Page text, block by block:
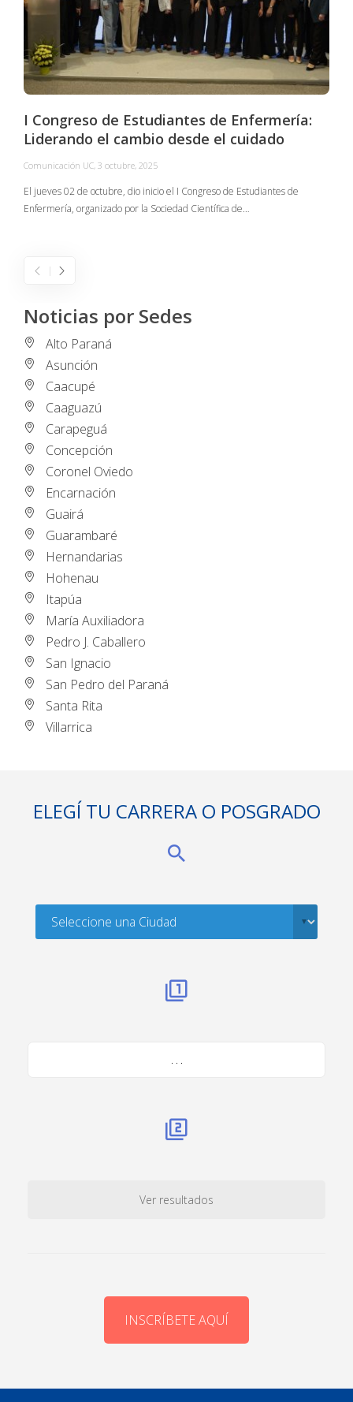
I Congreso de Estudiantes de Enfermería:
Liderando el cambio desde el cuidado
Comunicación UC, 3 octubre, 2025
El jueves 02 de octubre, dio inicio el I Congreso de Estudiantes de
Enfermería, organizado por la Sociedad Científica de…
Noticias por Sedes
Alto Paraná
Asunción
Caacupé
Caaguazú
Carapeguá
Concepción
Coronel Oviedo
Encarnación
Guairá
Guarambaré
Hernandarias
Hohenau
Itapúa
María Auxiliadora
Pedro J. Caballero
San Ignacio
San Pedro del Paraná
Santa Rita
Villarrica
ELEGÍ TU CARRERA O POSGRADO
Ver resultados
INSCRÍBETE AQUÍ